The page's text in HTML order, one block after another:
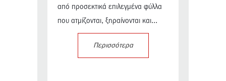
από προσεκτικά επιλεγμένα φύλλα
που ατμίζονται, ξηραίνονται και...
Περισσότερα